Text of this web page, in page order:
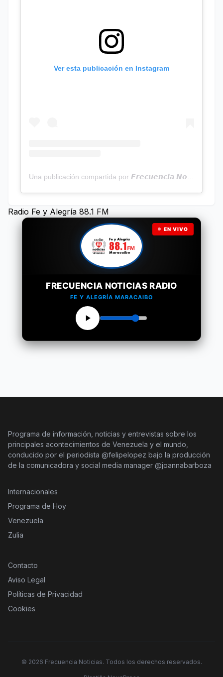
Ver esta publicación en Instagram
Radio Fe y Alegría 88.1 FM
EN VIVO
FRECUENCIA NOTICIAS RADIO
FE Y ALEGRÍA MARACAIBO
Programa de información, noticias y entrevistas sobre los
principales acontecimientos de Venezuela y el mundo,
conducido por el periodista @felipelopez bajo la producción
de la comunicadora y social media manager @joannabarboza
Internacionales
Programa de Hoy
Venezuela
Zulia
Contacto
Aviso Legal
Políticas de Privacidad
Cookies
© 2026 Frecuencia Noticias. Todos los derechos reservados.